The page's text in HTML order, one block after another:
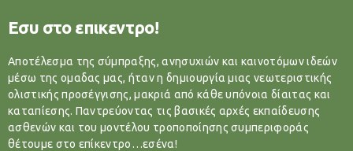
Εσυ στο επικεντρο!
Αποτέλεσμα της σύμπραξης, ανησυχιών και καινοτόμων ιδεών
μέσω της ομαδας μας, ήταν η δημιουργία μιας νεωτεριστικής
ολιστικής προσέγγισης, μακριά από κάθε υπόνοια δίαιτας και
καταπίεσης. Παντρεύοντας τις βασικές αρχές εκπαίδευσης
ασθενών και του μοντέλου τροποποίησης συμπεριφοράς
θέτουμε στο επίκεντρο…εσένα!